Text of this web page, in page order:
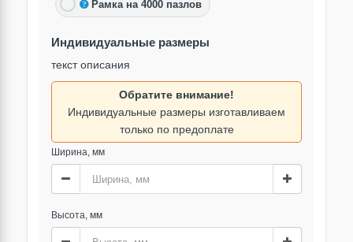
Рамка на 4000 пазлов
Индивидуальные размеры
текст описания
Обратите внимание!
Индивидуальные размеры изготавливаем
только по предоплате
Ширина, мм
Высота, мм